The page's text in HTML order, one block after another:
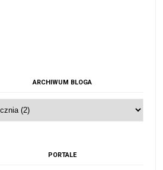
ARCHIWUM BLOGA
PORTALE